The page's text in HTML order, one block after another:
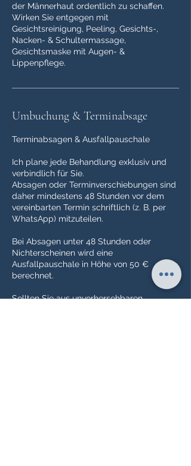
der Männerhaut ordentlich zu schaffen.
Wirken Sie entgegen mit
Gesichtsreinigung, Peeling, Gesichts-,
Nacken- & Schultermassage,
Gesichtsmaske mit Augen- &
Lippenpflege.
Umbuchung & Terminabsage
Terminabsagen & Ausfallpauschale
Ich plane jede Behandlung exklusiv und
verbindlich für Sie.
Absagen oder Terminverschiebungen sind
daher mindestens 48 Stunden vor dem
vereinbarten Termin schriftlich (z. B. per
WhatsApp) mitzuteilen.
Bei Absagen unter 48 Stunden oder
Nichterscheinen wird eine
Ausfallpauschale in Höhe von 50 €
berechnet.
Sollten Sie aus unvorhersehbaren